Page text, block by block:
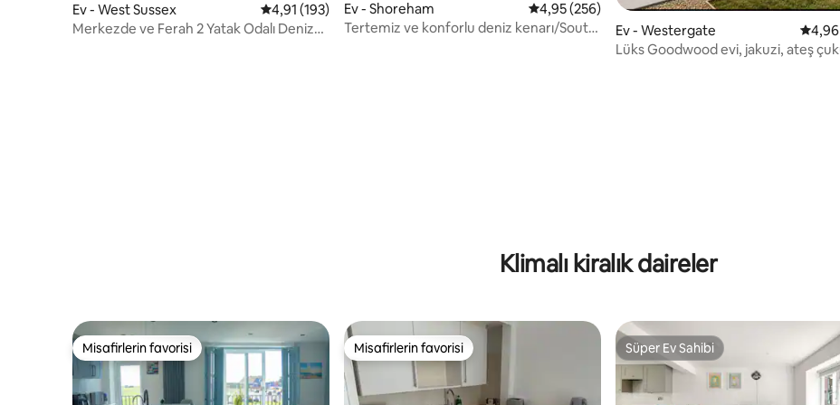
Ev - West Sussex 5 üzerinden ortalama 4,91 puan, 193 değerlendirme
4,91 (193)
Merkezde ve Ferah 2 Yatak Odalı Deniz
Ev - Shoreham 5 üzerinden ortalama 4,95 puan, 256
4,95 (256)
Tertemiz ve konforlu deniz kenarı/South
Ev - Westergate 5
Lüks Goodwood evi, jakuzi, ateş
Klimalı kiralık daireler
Misafirlerin favorisi
Misafirlerin favorisi Misafirlerin favorisi
Misafirlerin favorisi Süper Ev Sahibi
Süper Ev Sahibi